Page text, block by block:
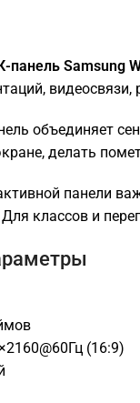
панель Samsung
объединяет
делать
панели
Для классов и
(16:9)